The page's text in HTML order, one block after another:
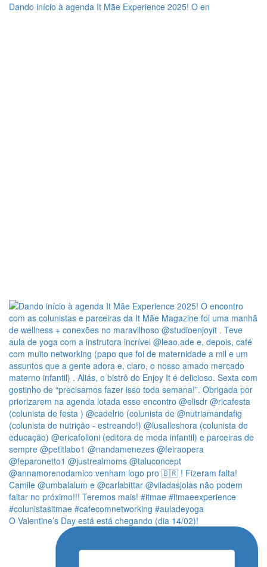
Dando início à agenda It Mãe Experience 2025! O en
O Valentine’s Day está está chegando (dia 14/02)!